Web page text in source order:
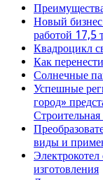
Преимущества
Новый
работой 17,5
Квадроцикл
Как
Солнечные
Успешные
город»
Строительная
виды и
изготовления